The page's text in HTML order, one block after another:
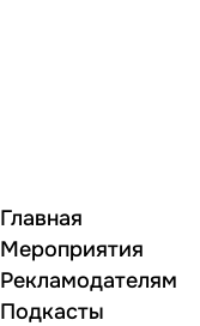
Главная
Мероприятия
Рекламодателям
Подкасты